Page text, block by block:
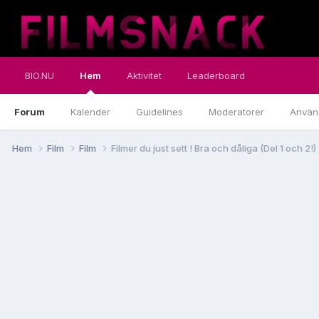
BIO.NU Hem
Forum Kalender Guidelines Moderatorer
Aktivitet Leaderboard
Hem Film Film Filmer du just sett ! Bra och dåliga (Del 1 och 2!)